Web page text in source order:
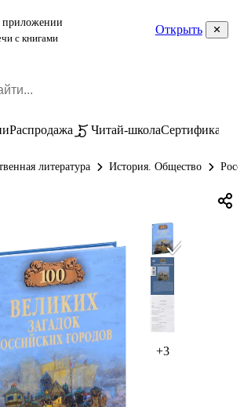
приложении
с книгами
Открыть
Распродажа Читай-школаСертификаты
литература История. Общество
+3